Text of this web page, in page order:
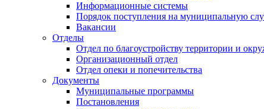
Информационные системы
Порядок поступления на муниципальную
Вакансии
Отделы
Отдел по благоустройству территории и
Организационный отдел
Отдел опеки и попечительства
Документы
Муниципальные программы
Постановления